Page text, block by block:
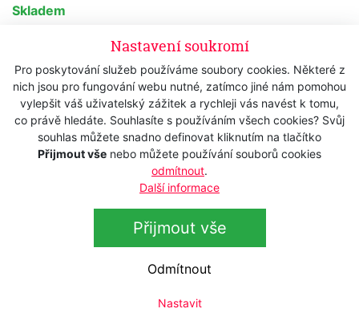
Nastavení soukromí
Pro poskytování služeb používáme soubory cookies. Některé z
nich jsou pro fungování webu nutné, zatímco jiné nám pomohou
vylepšit váš uživatelský zážitek a rychleji vás navést k tomu,
co právě hledáte. Souhlasíte s používáním všech cookies? Svůj
souhlas můžete snadno definovat kliknutím na tlačítko
Přijmout vše nebo můžete používání souborů cookies
odmítnout.
Další informace
Přijmout vše
Odmítnout
Nastavit
Skladem
s DPH
Koupit
Popis
Technická data
Střihací hlaviceWAHL #4F Competition 02375-116
prvotřídní profesionální celokovová střihací hlavice určená